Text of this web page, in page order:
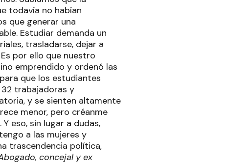
todavía no habían
que generar una
Estudiar demanda un
trasladarse, dejar a
por ello que nuestro
emprendido y ordenó las
que los estudiantes
trabajadoras y
y se sienten altamente
menor, pero créanme
eso, sin lugar a dudas,
a las mujeres y
trascendencia política,
concejal y ex